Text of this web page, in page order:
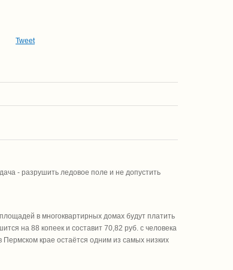
Tweet
- разрушить ледовое поле и не допустить
в многоквартирных домах будут платить
на 88 копеек и составит 70,82 руб. с человека
крае остаётся одним из самых низких